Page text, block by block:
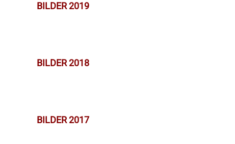
BILDER 2019
BILDER 2018
BILDER 2017